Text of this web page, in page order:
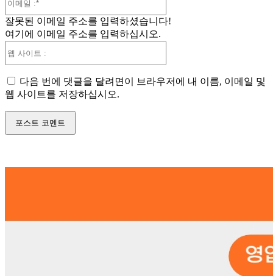
일
잘못된 이메일 주소를 입력하셨습니다!
여기에 이메일 주소를 입력하십시오.
트
다음 번에 댓글을 달려면이 브라우저에 내 이름, 이메일 및
웹 사이트를 저장하십시오.